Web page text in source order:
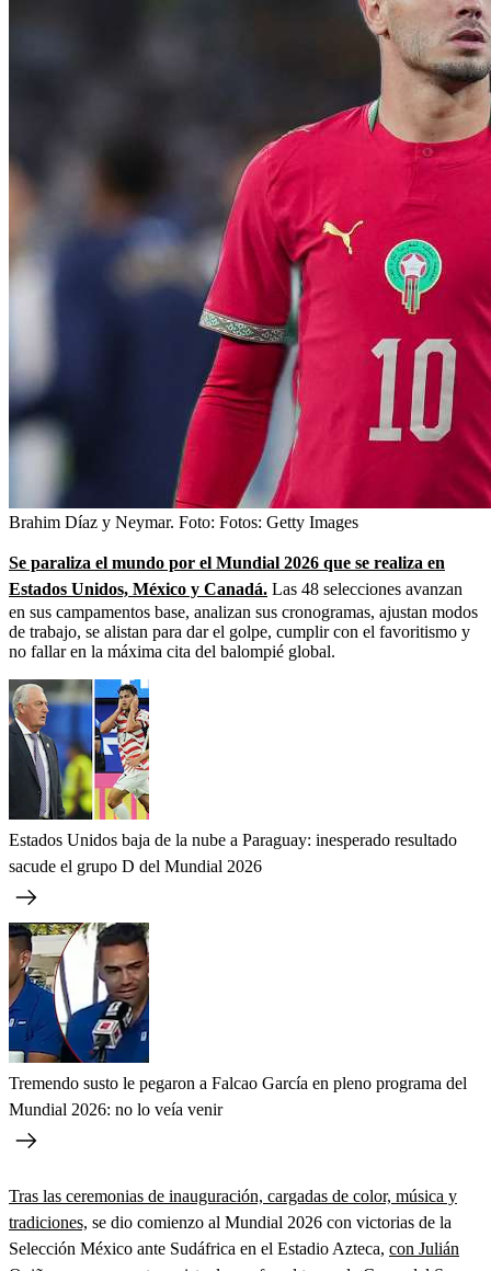
Brahim Díaz y Neymar. Foto: Fotos: Getty Images
Se paraliza el mundo por el Mundial 2026 que se realiza en
Estados Unidos, México y Canadá. Las 48 selecciones avanzan
en sus campamentos base, analizan sus cronogramas, ajustan modos
de trabajo, se alistan para dar el golpe, cumplir con el favoritismo y
no fallar en la máxima cita del balompié global.
Estados Unidos baja de la nube a Paraguay: inesperado resultado
sacude el grupo D del Mundial 2026
Tremendo susto le pegaron a Falcao García en pleno programa del
Mundial 2026: no lo veía venir
Tras las ceremonias de inauguración, cargadas de color, música y
tradiciones, se dio comienzo al Mundial 2026 con victorias de la
Selección México ante Sudáfrica en el Estadio Azteca, con Julián